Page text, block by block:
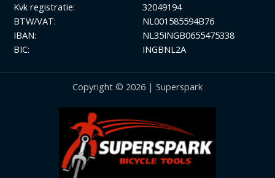
Kvk registratie:
BTW/VAT:
IBAN:
BIC:
32049194
NL001585594B76
NL35INGB0655475338
INGBNL2A
Copyright © 2026 | Superspark